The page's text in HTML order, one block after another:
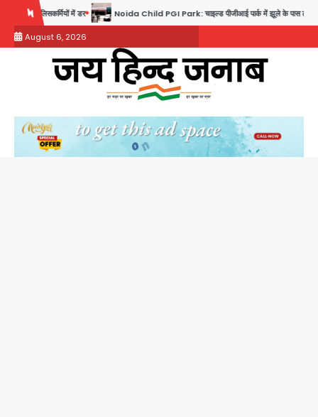
content
Noida Child PGI Park: चाइल्ड पीजीआई पार्क में झूले के पास लोहे की ग्रिल में उतरा करंट, 7 साल के
August 6, 2026